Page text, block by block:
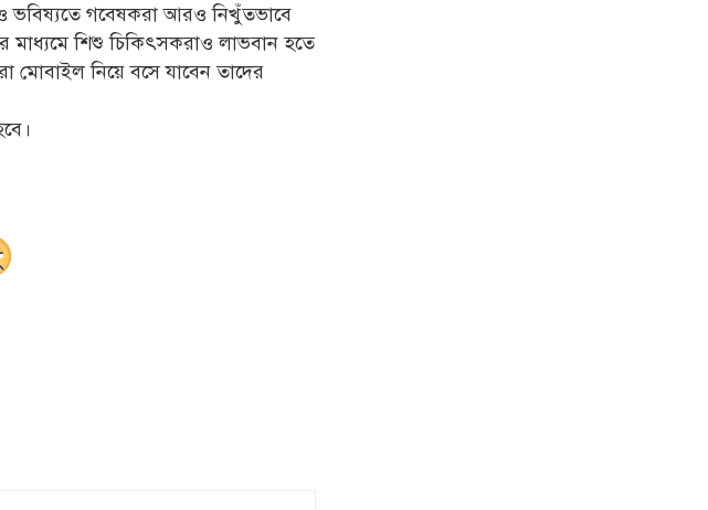
ভবিষ্যতে গবেষকরা আরও নিখুঁতভাবে
মাধ্যমে শিশু চিকিৎসকরাও লাভবান হতে
মোবাইল নিয়ে বসে যাবেন তাদের